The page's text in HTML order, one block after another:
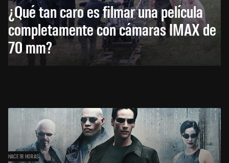
¿Qué tan caro es filmar una película
completamente con cámaras IMAX de
70 mm?
HACE 18 HORAS